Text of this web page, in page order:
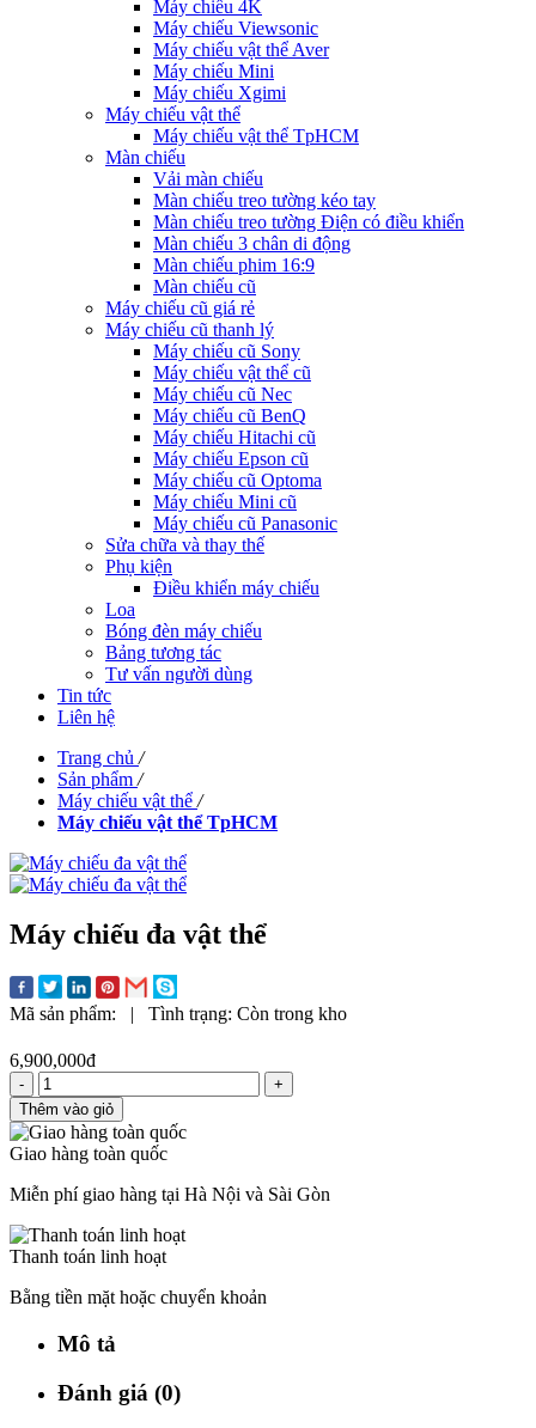
Máy chiếu 4K
Máy chiếu Viewsonic
Máy chiếu vật thể Aver
Máy chiếu Mini
Máy chiếu Xgimi
Máy chiếu vật thể
Máy chiếu vật thể TpHCM
Màn chiếu
Vải màn chiếu
Màn chiếu treo tường kéo tay
Màn chiếu treo tường Điện có điều khiển
Màn chiếu 3 chân di động
Màn chiếu phim 16:9
Màn chiếu cũ
Máy chiếu cũ giá rẻ
Máy chiếu cũ thanh lý
Máy chiếu cũ Sony
Máy chiếu vật thể cũ
Máy chiếu cũ Nec
Máy chiếu cũ BenQ
Máy chiếu Hitachi cũ
Máy chiếu Epson cũ
Máy chiếu cũ Optoma
Máy chiếu Mini cũ
Máy chiếu cũ Panasonic
Sửa chữa và thay thế
Phụ kiện
Điều khiển máy chiếu
Loa
Bóng đèn máy chiếu
Bảng tương tác
Tư vấn người dùng
Tin tức
Liên hệ
Trang chủ /
Sản phẩm /
Máy chiếu vật thể /
Máy chiếu vật thể TpHCM
Máy chiếu đa vật thể
Mã sản phẩm: | Tình trạng: Còn trong kho
6,900,000đ
-
+
Thêm vào giỏ
Giao hàng toàn quốc
Miễn phí giao hàng tại Hà Nội và Sài Gòn
Thanh toán linh hoạt
Bằng tiền mặt hoặc chuyển khoản
Mô tả
Đánh giá (0)